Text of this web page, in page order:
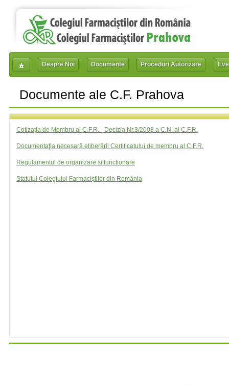
Despre Noi Documente Proceduri Autorizare
Documente ale C.F. Prahova
Cotizaţia de Membru al C.F.R. - Decizia Nr.3/2008 a C.N. al C.F.R.
Documentaţia necesară eliberării Certificatului de membru al C.F.R.
Regulamentul de organizare si functionare
Statutul Colegiului Farmaciştilor din România